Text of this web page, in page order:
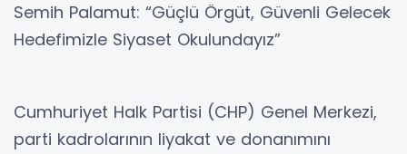
Semih Palamut: “Güçlü Örgüt, Güvenli Gelecek
Hedefimizle Siyaset Okulundayız”
Cumhuriyet Halk Partisi (CHP) Genel Merkezi,
parti kadrolarının liyakat ve donanımını